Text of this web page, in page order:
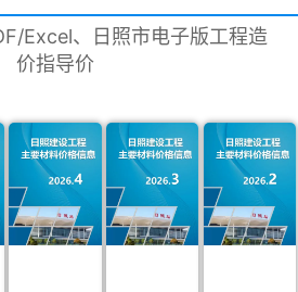
Excel、日照市电子版工程造
价指导价